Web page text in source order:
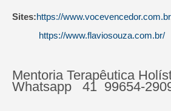
Sites:https://
https://www.flaviosouza.com.br/
Mentoria Terapêutica
Whatsapp 41 99654-